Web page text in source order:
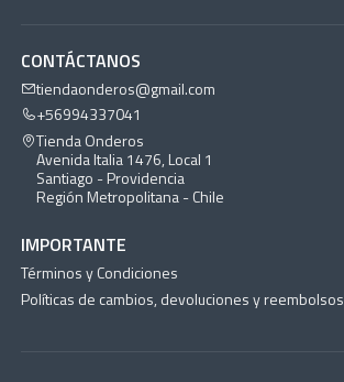
CONTÁCTANOS
tiendaonderos@gmail.com
+56994337041
Tienda Onderos
Avenida Italia 1476, Local 1
Santiago - Providencia
Región Metropolitana - Chile
IMPORTANTE
Términos y Condiciones
Políticas de cambios, devoluciones y reembolsos